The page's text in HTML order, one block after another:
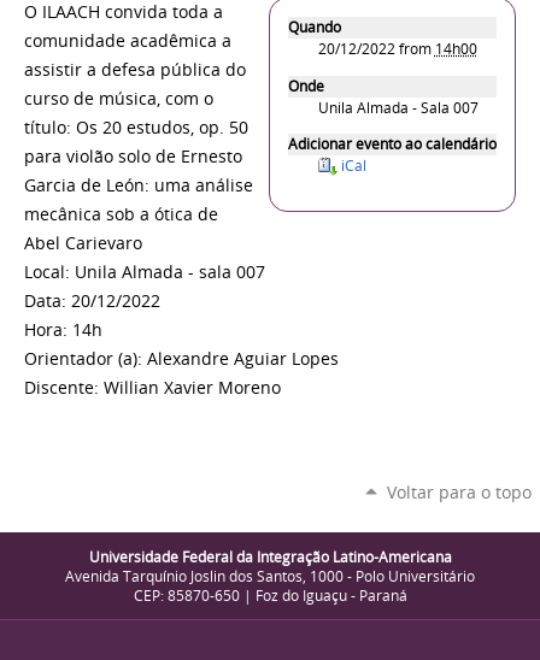
Quando
20/12/2022from 14h00
Onde
Unila Almada - Sala 007
Adicionar evento ao calendário
iCal
O ILAACH convida toda a
comunidade acadêmica a
assistir a defesa pública do
curso de música, com o
título: Os 20 estudos, op. 50
para violão solo de Ernesto
Garcia de León: uma análise
mecânica sob a ótica de
Abel Carievaro
Local: Unila Almada - sala 007
Data: 20/12/2022
Hora: 14h
Orientador (a): Alexandre Aguiar Lopes
Discente: Willian Xavier Moreno
Voltar para o topo
Universidade Federal da Integração Latino-Americana
Avenida Tarquínio Joslin dos Santos, 1000 - Polo Universitário
CEP: 85870-650 | Foz do Iguaçu - Paraná